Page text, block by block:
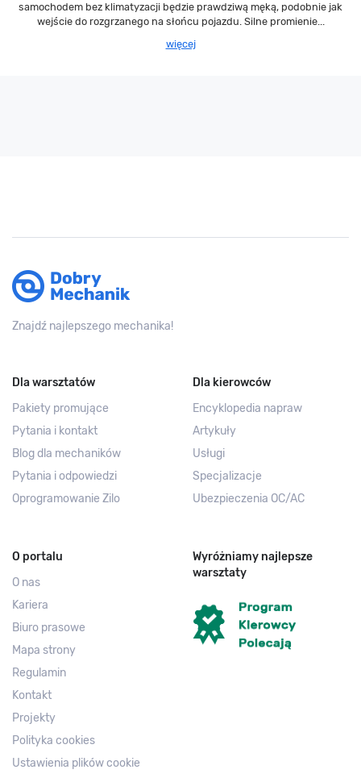
samochodem bez klimatyzacji będzie prawdziwą męką, podobnie jak
wejście do rozgrzanego na słońcu pojazdu. Silne promienie...
więcej
Znajdź najlepszego mechanika!
Dla warsztatów
Pakiety promujące
Pytania i kontakt
Blog dla mechaników
Pytania i odpowiedzi
Oprogramowanie Zilo
Dla kierowców
Encyklopedia napraw
Artykuły
Usługi
Specjalizacje
Ubezpieczenia OC/AC
O portalu
O nas
Kariera
Biuro prasowe
Mapa strony
Regulamin
Kontakt
Projekty
Polityka cookies
Ustawienia plików cookie
Wyróżniamy najlepsze
warsztaty